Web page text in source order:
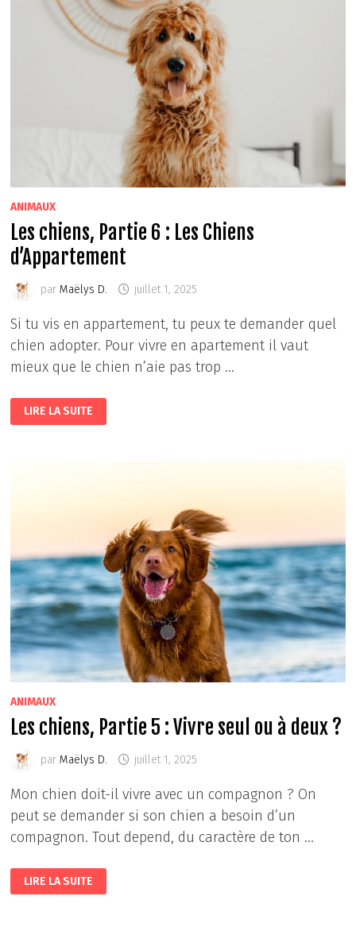
SIGNAUX
D’APAISEMENT
ANIMAUX
Les chiens, Partie 6 : Les Chiens
d’Appartement
parMaëlys D. juillet 1, 2025
Si tu vis en appartement, tu peux te demander quel
chien adopter. Pour vivre en apartement il vaut
mieux que le chien n’aie pas trop …
LES
CHIENS,
PARTIE
LIRE LA SUITE
ANIMAUX
Les chiens, Partie 5 : Vivre seul ou à deux ?
parMaëlys D. juillet 1, 2025
Mon chien doit-il vivre avec un compagnon ? On
peut se demander si son chien a besoin d’un
compagnon. Tout depend, du caractère de ton …
LES
CHIENS,
PARTIE
LIRE LA SUITE